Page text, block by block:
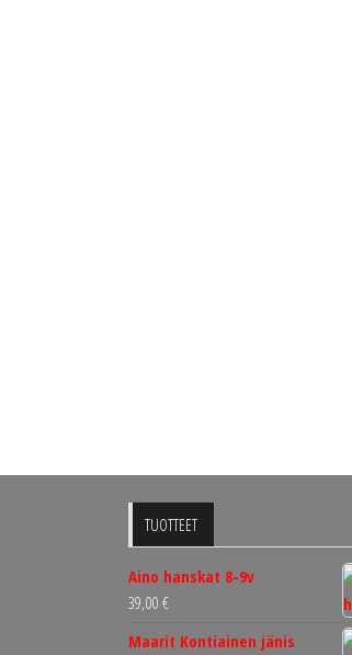
TUOTTEET
Aino hanskat 8-9v
39,00 €
Maarit Kontiainen jänis